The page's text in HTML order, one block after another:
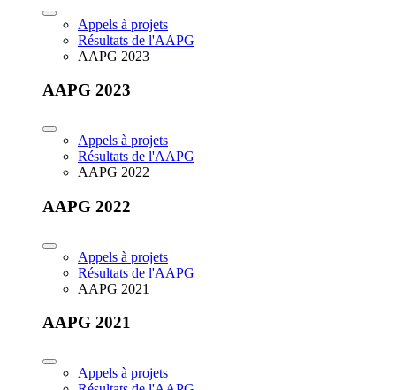
Appels à projets
Résultats de l'AAPG
AAPG 2023
AAPG 2023
Appels à projets
Résultats de l'AAPG
AAPG 2022
AAPG 2022
Appels à projets
Résultats de l'AAPG
AAPG 2021
AAPG 2021
Appels à projets